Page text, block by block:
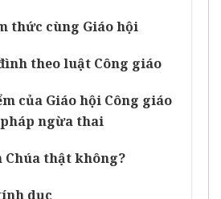
thức cùng Giáo hội
theo luật Công giáo
của Giáo hội Công giáo
ngừa thai
Chúa thật không?
dục